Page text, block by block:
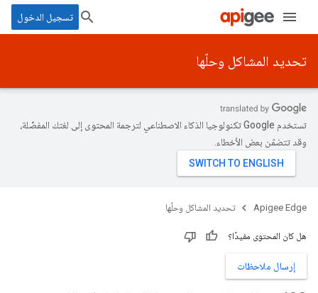
تسجيل الدخول
تحديد المشاكل وحلّها
تستخدم Google تكنولوجيا الذكاء الاصطناعي لترجمة المحتوى إلى لغتك المفضّلة،
وقد تتضمّن بعض الأخطاء.
Apigee Edge تحديد المشاكل وحلّها
هل كان المحتوى مفيدًا؟
إرسال ملاحظات